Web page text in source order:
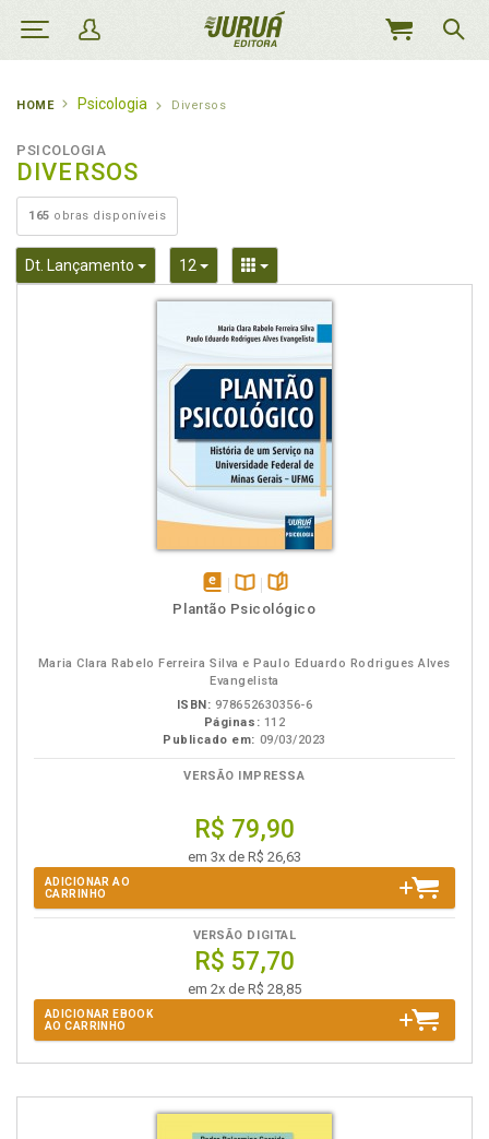
MEU
HOME Psicologia Diversos
PSICOLOGIA
DIVERSOS
165 obras disponíveis
Dt. Lançamento Toggle Dropdown
12 Toggle DropdownToggle Dropdown
disponívelDisponível
páginas
Plantão Psicológico
Maria Clara Rabelo Ferreira Silva e Paulo Eduardo Rodrigues Alves
Evangelista
ISBN: 978652630356-6
Páginas: 112
Publicado em: 09/03/2023
VERSÃO IMPRESSA
R$ 79,90
em 3x de R$ 26,63
ADICIONAR AO
CARRINHO
VERSÃO DIGITAL
R$ 57,70
em 2x de R$ 28,85
ADICIONAR EBOOK
AO CARRINHO